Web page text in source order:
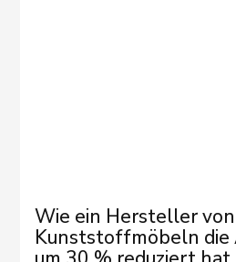
Wie ein Hersteller von
Kunststoffmöbeln die